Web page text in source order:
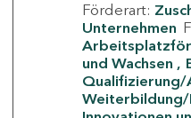
Förderart:
Unternehmen
und Wachsen
Qualifizierung/
Weiterbildung/